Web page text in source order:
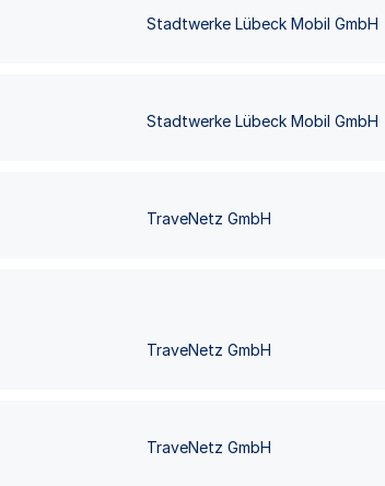
Stadtwerke Lübeck Mobil GmbH
Stadtwerke Lübeck Mobil GmbH
TraveNetz GmbH
TraveNetz GmbH
TraveNetz GmbH